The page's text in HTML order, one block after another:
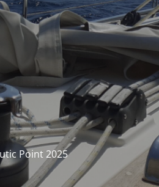
Point 2025